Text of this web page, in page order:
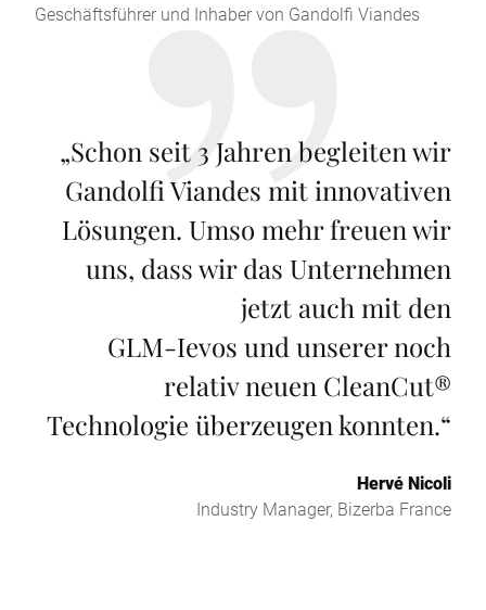
Geschäftsführer und Inhaber von Gandolfi Viandes
„Schon seit 3 Jahren begleiten wir
Gandolfi Viandes mit innovativen
Lösungen. Umso mehr freuen wir
uns, dass wir das Unternehmen
jetzt auch mit den
GLM-Ievos und unserer noch
relativ neuen CleanCut®
Technologie überzeugen konnten.“
Hervé Nicoli
Industry Manager, Bizerba France